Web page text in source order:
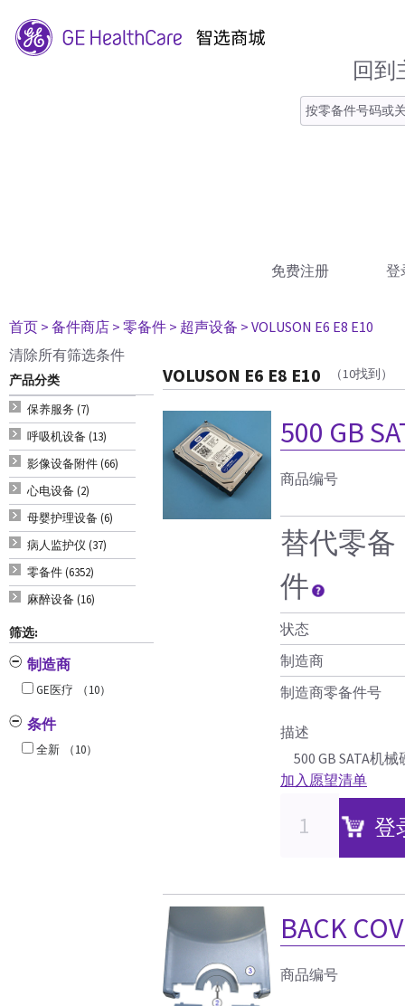
回到
免费注册 登
首页 > 备件商店 > 零备件 > 超声设备 > VOLUSON E6 E8 E10
清除所有筛选条件
产品分类
保养服务 (7)
呼吸机设备 (13)
影像设备附件 (66)
心电设备 (2)
母婴护理设备 (6)
病人监护仪 (37)
零备件 (6352)
麻醉设备 (16)
筛选:
制造商
GE医疗 （10）
条件
全新 （10）
VOLUSON E6 E8 E10 （10找到）
500 GB
商品编号
替代零备
件
状态
制造商
制造商零备件号
描述
500 GB SATA机械
加入愿望清单
登
BACK
商品编号